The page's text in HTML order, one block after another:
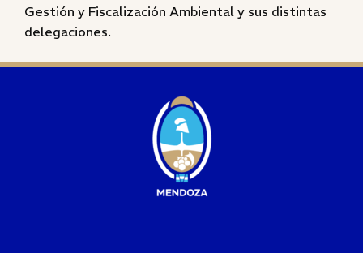
Gestión y Fiscalización Ambiental y sus distintas
delegaciones.